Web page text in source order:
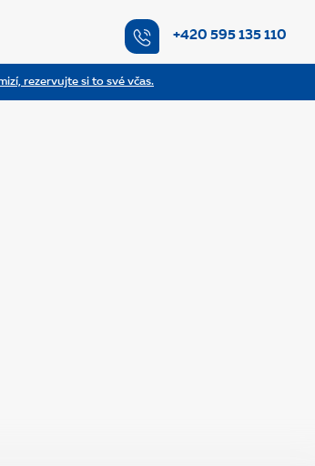
rezervujte si to své včas.
+420 595 135 110